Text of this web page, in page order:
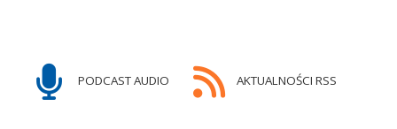
PODCAST AUDIO AKTUALNOŚCI RSS